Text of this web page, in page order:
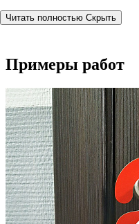
Читать полностью Скрыть
Примеры работ